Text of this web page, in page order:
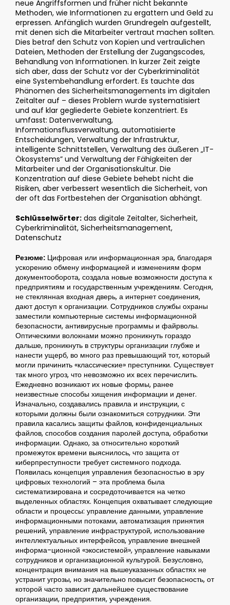
neue Angriffsformen und früher nicht bekannte
Methoden, wie Informationen zu ergattern und Geld zu
erpressen. Anfänglich wurden Grundregeln aufgestellt,
mit denen sich die Mitarbeiter vertraut machen sollten.
Dies betraf den Schutz von Kopien und vertraulichen
Dateien, Methoden der Erstellung der Zugangscodes,
Behandlung von Informationen. In kurzer Zeit zeigte
sich aber, dass der Schutz vor der Cyberkriminalität
eine Systembehandlung erfordert. Es tauchte das
Phänomen des Sicherheitsmanagements im digitalen
Zeitalter auf – dieses Problem wurde systematisiert
und auf klar gegliederte Gebiete konzentriert. Es
umfasst: Datenverwaltung,
Informationsflussverwaltung, automatisierte
Entscheidungen, Verwaltung der Infrastruktur,
intelligente Schnittstellen, Verwaltung des äußeren „IT-
Ökosystems” und Verwaltung der Fähigkeiten der
Mitarbeiter und der Organisationskultur. Die
Konzentration auf diese Gebiete behebt nicht die
Risiken, aber verbessert wesentlich die Sicherheit, von
der oft das Fortbestehen der Organisation abhängt.
Schlüsselwörter: das digitale Zeitalter, Sicherheit,
Cyberkriminalität, Sicherheitsmanagement,
Datenschutz
Резюме: Цифровая или информационная эра, благодаря
ускорению обмену информацией и изменениям форм
документооборота, создала новые возможности доступа к
предприятиям и государственным учреждениям. Сегодня,
не стеклянная входная дверь, а интернет соединения,
дают доступ к организации. Сотрудников службы охраны
заместили компьютерные системы информационной
безопасности, антивирусные программы и файрволы.
Оптическими волокнами можно проникнуть гораздо
дальше, проникнуть в структуры организации глубже и
нанести ущерб, во много раз превышающий тот, который
могли причинить «классические» преступники. Существует
так много угроз, что невозможно их всех перечислить.
Ежедневно возникают их новые формы, ранее
неизвестные способы хищения информации и денег.
Изначально, создавались правила и инструкции, с
которыми должны были ознакомиться сотрудники. Эти
правила касались защиты файлов, конфиденциальных
файлов, способов создания паролей доступа, обработки
информации. Однако, за относительно короткий
промежуток времени выяснилось, что защита от
киберпреступности требует системного подхода.
Появилась концепция управления безопасностью в эру
цифровых технологий – эта проблема была
систематизирована и сосредоточивается на четко
выделенных областях. Концепция охватывает следующие
области и процессы: управление данными, управление
информационными потоками, автоматизация принятия
решений, управление инфраструктурой, использование
интеллектуальных интерфейсов, управление внешней
информа-ционной «экосистемой», управление навыками
сотрудников и организационной культурой. Безусловно,
концентрация внимания на вышеуказанных областях не
устранит угрозы, но значительно повысит безопасность, от
которой часто зависит дальнейшее существование
организации, предприятия, учреждения.